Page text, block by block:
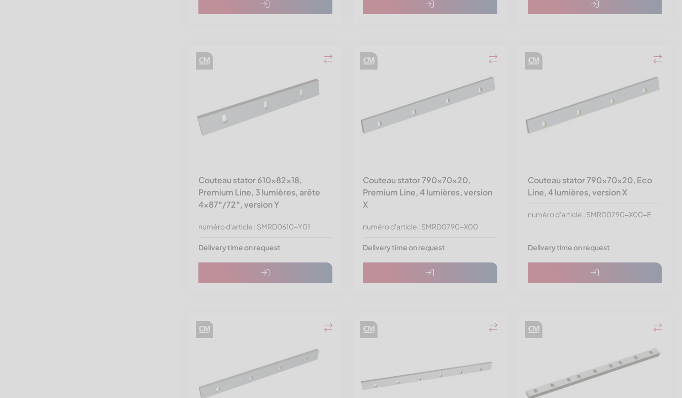
Couteau stator 610x82x18,
Premium Line, 3 lumières, arête
4x87°/72°, version Y
numéro d'article : SMRD0610-Y01
Delivery time on request
Couteau stator 790x70x20,
Premium Line, 4 lumières, version
X
numéro d'article : SMRD0790-X00
Delivery time on request
Couteau stator 790x70x20, Eco
Line, 4 lumières, version X
numéro d'article : SMRD0790-X00-E
Delivery time on request